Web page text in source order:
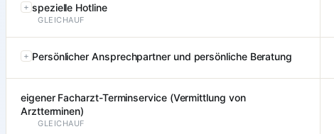
spezielle Hotline
GLEICHAUF
Persönlicher Ansprechpartner und persönliche Beratung
eigener Facharzt-Terminservice (Vermittlung von
Arztterminen)
GLEICHAUF